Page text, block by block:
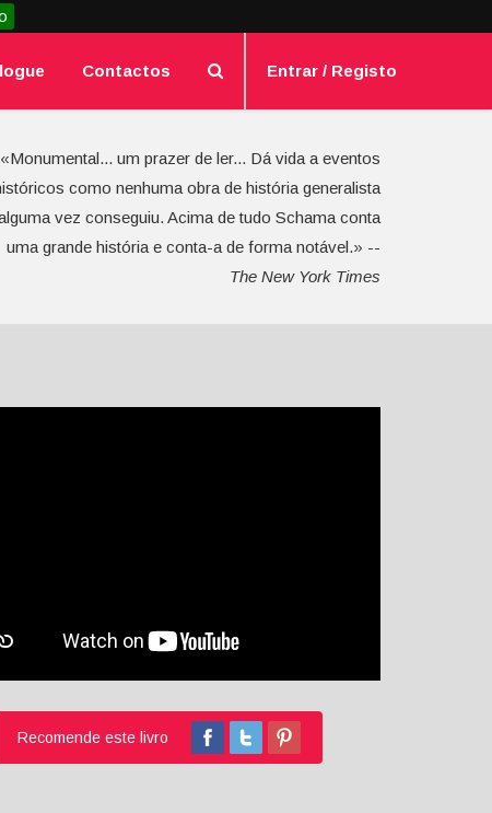
Contactos Entrar / Registo
«Monumental... um prazer de ler... Dá vida a eventos
como nenhuma obra de história generalista
vez conseguiu. Acima de tudo Schama conta
uma grande história e conta-a de forma notável.» --
The New York Times
Recomende este livro